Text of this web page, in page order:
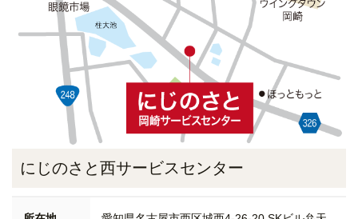
にじのさと西サービスセンター